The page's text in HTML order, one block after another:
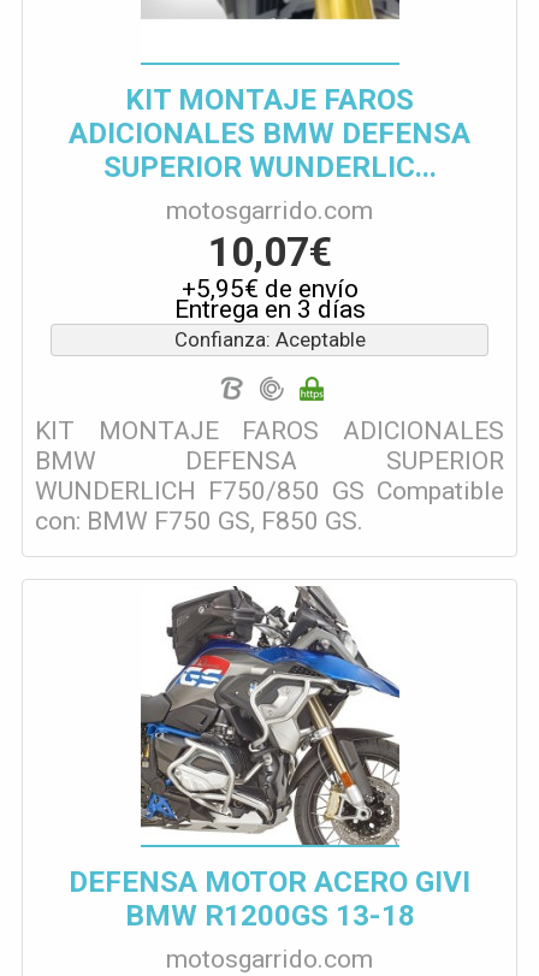
KIT MONTAJE FAROS
ADICIONALES BMW DEFENSA
SUPERIOR WUNDERLIC...
motosgarrido.com
10,07€
+5,95€ de envío
Entrega en 3 días
Confianza: Aceptable
KIT MONTAJE FAROS ADICIONALES
BMW DEFENSA SUPERIOR
WUNDERLICH F750/850 GS Compatible
con: BMW F750 GS, F850 GS.
DEFENSA MOTOR ACERO GIVI
BMW R1200GS 13-18
motosgarrido.com